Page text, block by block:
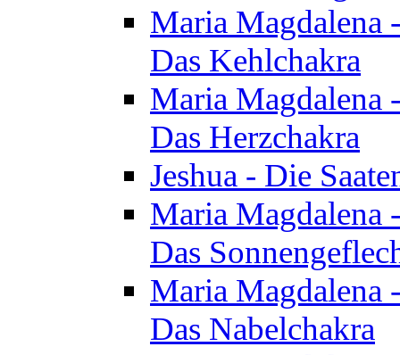
Maria Magdalena
Das Kehlchakra
Maria Magdalena
Das Herzchakra
Jeshua - Die
Maria Magdalena
Das
Maria Magdalena
Das Nabelchakra